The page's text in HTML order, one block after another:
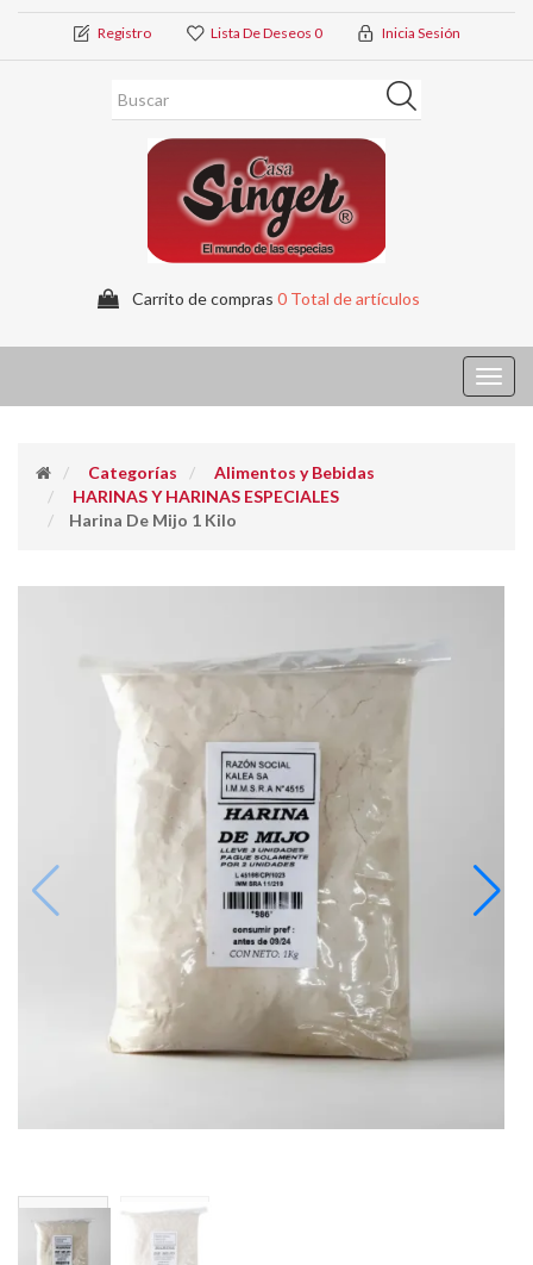
Registro Lista De Deseos 0 Inicia Sesión
Carrito de compras 0 Total de artículos
Categorías
Alimentos y Bebidas
HARINAS Y HARINAS ESPECIALES
Harina De Mijo 1 Kilo